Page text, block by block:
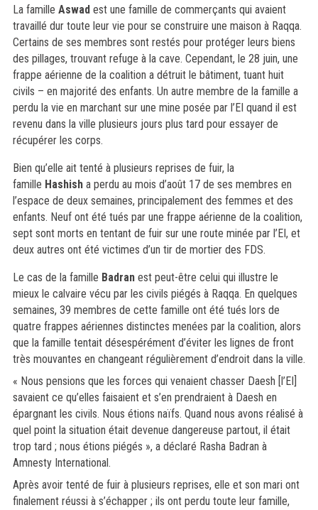
La famille Aswadest une famille de commerçants qui avaient
travaillé dur toute leur vie pour se construire une maison à Raqqa.
Certains de ses membres sont restés pour protéger leurs biens
des pillages, trouvant refuge à la cave. Cependant, le 28 juin, une
frappe aérienne de la coalition a détruit le bâtiment, tuant huit
civils – en majorité des enfants. Un autre membre de la famille a
perdu la vie en marchant sur une mine posée par l’EI quand il est
revenu dans la ville plusieurs jours plus tard pour essayer de
récupérer les corps.
Bien qu’elle ait tenté à plusieurs reprises de fuir, la
famille Hashisha perdu au mois d’août 17 de ses membres en
l’espace de deux semaines, principalement des femmes et des
enfants. Neuf ont été tués par une frappe aérienne de la coalition,
sept sont morts en tentant de fuir sur une route minée par l’EI, et
deux autres ont été victimes d’un tir de mortier des FDS.
Le cas de la famille Badranest peut-être celui qui illustre le
mieux le calvaire vécu par les civils piégés à Raqqa. En quelques
semaines, 39 membres de cette famille ont été tués lors de
quatre frappes aériennes distinctes menées par la coalition, alors
que la famille tentait désespérément d’éviter les lignes de front
très mouvantes en changeant régulièrement d’endroit dans la ville.
« Nous pensions que les forces qui venaient chasser Daesh [l’EI]
savaient ce qu’elles faisaient et s’en prendraient à Daesh en
épargnant les civils. Nous étions naïfs. Quand nous avons réalisé à
quel point la situation était devenue dangereuse partout, il était
trop tard ; nous étions piégés », a déclaré Rasha Badran à
Amnesty International.
Après avoir tenté de fuir à plusieurs reprises, elle et son mari ont
finalement réussi à s’échapper ; ils ont perdu toute leur famille,